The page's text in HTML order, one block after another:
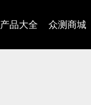
产品大全 众测商城